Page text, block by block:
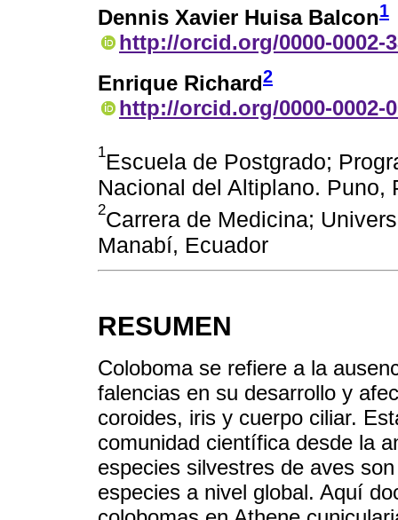
Dennis Xavier Huisa Balcon1
http://orcid.org/0000-0002-
Enrique Richard2
http://orcid.org/0000-0002-
1Escuela de Postgrado;
Nacional del Altiplano. Puno,
2Carrera de Medicina;
Manabí, Ecuador
RESUMEN
Coloboma se refiere a la
falencias en su desarrollo y
coroides, iris y cuerpo ciliar.
comunidad científica desde la
especies silvestres de aves
especies a nivel global. Aquí